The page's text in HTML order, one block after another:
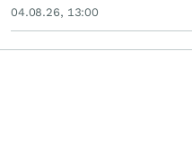
04.08.26, 13:00